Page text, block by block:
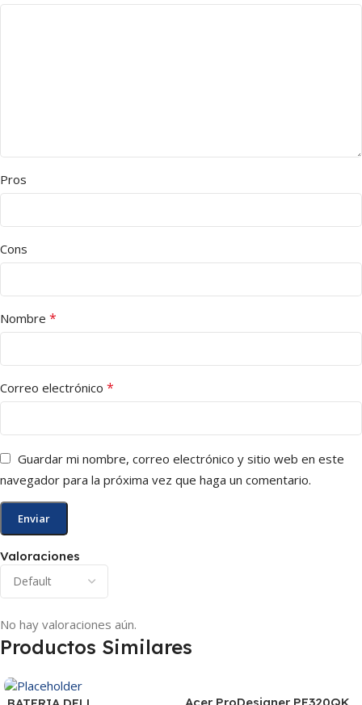
Valoraciones
No hay valoraciones aún.
Pros
Cons
Nombre *
Correo electrónico *
Guardar mi nombre, correo electrónico y sitio web en este
navegador para la próxima vez que haga un comentario.
Productos Similares